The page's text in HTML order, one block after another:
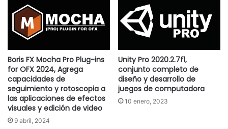
Boris FX Mocha Pro Plug-ins
for OFX 2024, Agrega
capacidades de
seguimiento y rotoscopia a
las aplicaciones de efectos
visuales y edición de video
9 abril, 2024
Unity Pro 2020.2.7f1,
conjunto completo de
diseño y desarrollo de
juegos de computadora
10 enero, 2023